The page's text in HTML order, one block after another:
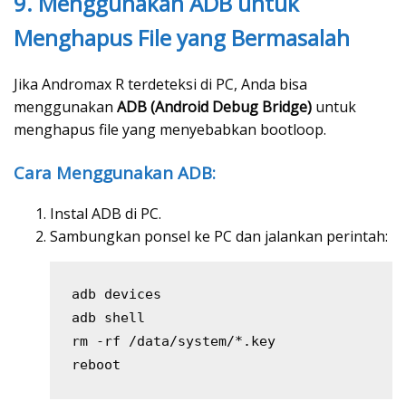
Menghapus File yang Bermasalah
Jika Andromax R terdeteksi di PC, Anda bisa
menggunakan ADB (Android Debug Bridge) untuk
menghapus file yang menyebabkan bootloop.
Cara Menggunakan ADB:
Instal ADB di PC.
Sambungkan ponsel ke PC dan jalankan perintah:
adb devices
adb shell
rm -rf /data/system/*.key